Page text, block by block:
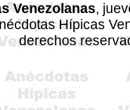
Venezolanas,
Hípicas
derechos